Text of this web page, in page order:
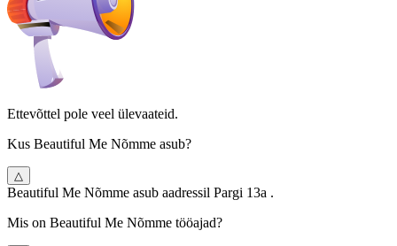
Ettevõttel pole veel ülevaateid.
Kus Beautiful Me Nõmme asub?
△
Beautiful Me Nõmme asub aadressil Pargi 13a .
Mis on Beautiful Me Nõmme tööajad?